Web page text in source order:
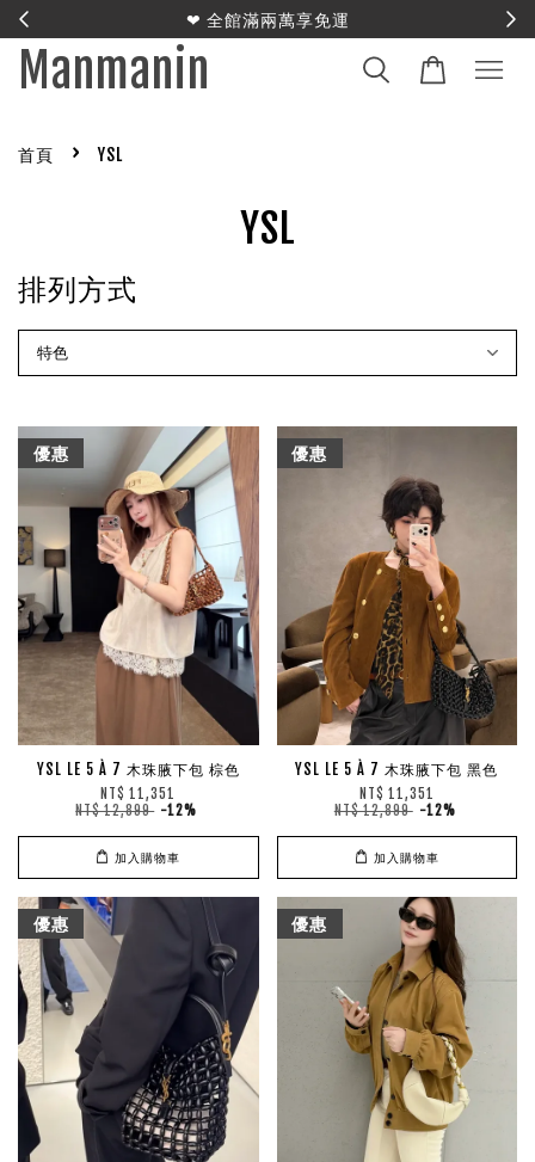
❤︎ 全館滿兩萬享免運
Manmanin
首頁 › YSL
YSL
排列方式
優惠
YSL LE 5 À 7 木珠腋下包 棕色
NT$ 11,351
NT$ 12,899 -12%
加入購物車
優惠
YSL LE 5 À 7 木珠腋下包 黑色
NT$ 11,351
NT$ 12,899 -12%
加入購物車
優惠 優惠